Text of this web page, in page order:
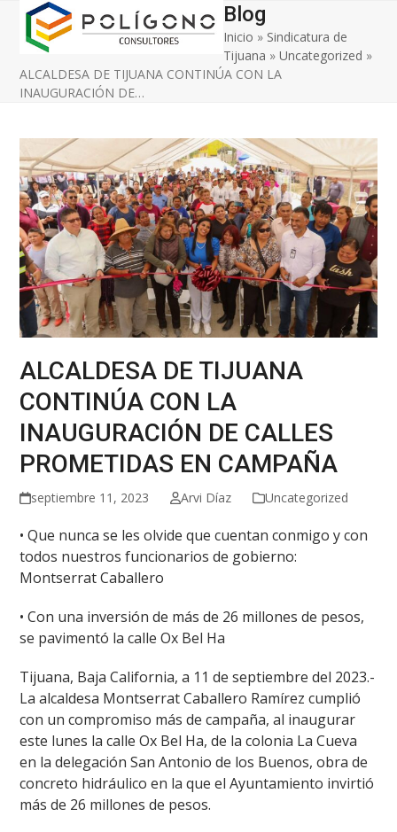
Skip
content
Open
mobile
menu
Close
mobile
menu
Blog
Inicio » Sindicatura de
Tijuana »Uncategorized »
ALCALDESA DE TIJUANA CONTINÚA CON LA
INAUGURACIÓN DE…
ALCALDESA DE TIJUANA
CONTINÚA CON LA
INAUGURACIÓN DE CALLES
PROMETIDAS EN CAMPAÑA
septiembre 11, 2023 Arvi Díaz Uncategorized
• Que nunca se les olvide que cuentan conmigo y con
todos nuestros funcionarios de gobierno:
Montserrat Caballero
• Con una inversión de más de 26 millones de pesos,
se pavimentó la calle Ox Bel Ha
Tijuana, Baja California, a 11 de septiembre del 2023.-
La alcaldesa Montserrat Caballero Ramírez cumplió
con un compromiso más de campaña, al inaugurar
este lunes la calle Ox Bel Ha, de la colonia La Cueva
en la delegación San Antonio de los Buenos, obra de
concreto hidráulico en la que el Ayuntamiento invirtió
más de 26 millones de pesos.